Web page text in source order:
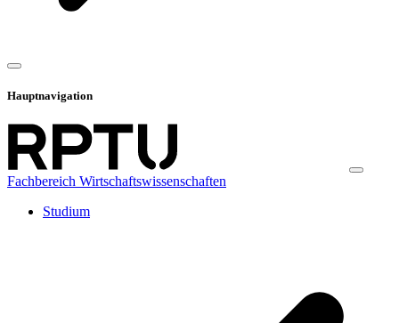
Hauptnavigation
Fachbereich Wirtschaftswissenschaften
Studium